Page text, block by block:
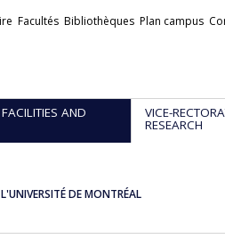
Facultés Bibliothèques Plan campus
AND VICE-
RESEARCH
DE MONTRÉAL